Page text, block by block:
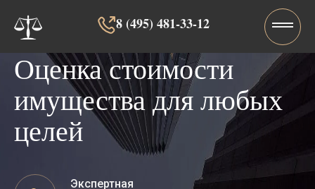
8 (495) 481-33-12‬‬
Оценка стоимости
имущества для любых
целей
Экспертная